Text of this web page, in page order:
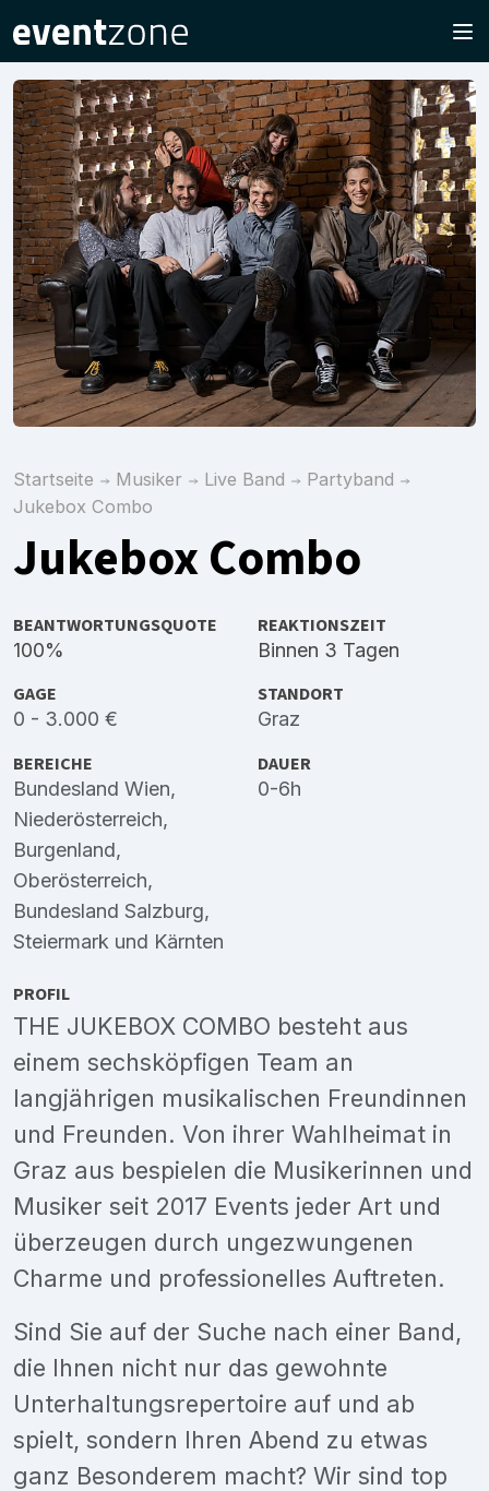
Startseite Musiker Live Band
Partyband
Jukebox Combo
Jukebox Combo
BEANTWORTUNGSQUOTE
100%
REAKTIONSZEIT
Binnen 3 Tagen
GAGE
0 - 3.000 €
STANDORT
Graz
BEREICHE
Bundesland Wien,
Niederösterreich,
Burgenland,
Oberösterreich,
Bundesland Salzburg,
Steiermark und Kärnten
DAUER
0-6h
PROFIL
THE JUKEBOX COMBO besteht aus
einem sechsköpfigen Team an
langjährigen musikalischen Freundinnen
und Freunden. Von ihrer Wahlheimat in
Graz aus bespielen die Musikerinnen und
Musiker seit 2017 Events jeder Art und
überzeugen durch ungezwungenen
Charme und professionelles Auftreten.
Sind Sie auf der Suche nach einer Band,
die Ihnen nicht nur das gewohnte
Unterhaltungsrepertoire auf und ab
spielt, sondern Ihren Abend zu etwas
ganz Besonderem macht? Wir sind top